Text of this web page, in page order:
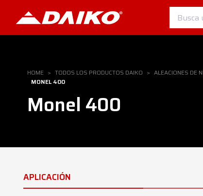
HOME > TODOS LOS PRODUCTOS DAIKO > ALEACIONES DE
MONEL 400
Monel 400
APLICACIÓN